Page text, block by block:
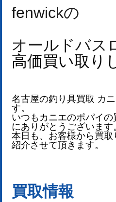
fenwickの
オールドバス
高価買い取り
名古屋の釣り具買取 カ
す。
いつもカニエのポパイ
にありがとうございます
本日も、お客様から買
紹介させて頂きます。
買取情報